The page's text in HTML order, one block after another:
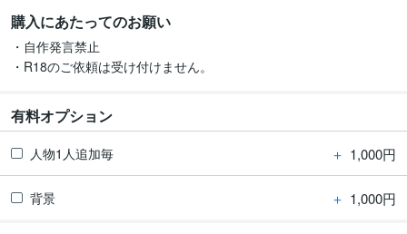
購入にあたってのお願い
・自作発言禁止
有料オプション
人物1人追加毎 ＋ 1,000円
背景 ＋ 1,000円